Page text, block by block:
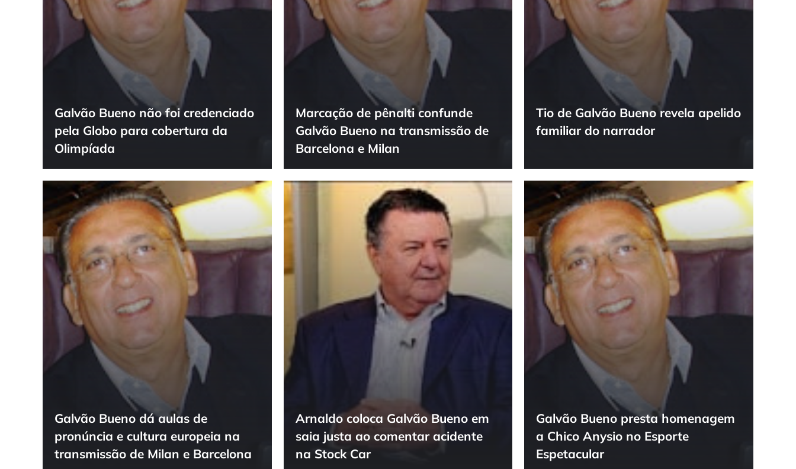
Galvão Bueno não foi credenciado
pela Globo para cobertura da
Olimpíada
Marcação de pênalti confunde
Galvão Bueno na transmissão de
Barcelona e Milan
Tio de Galvão Bueno revela apelido
familiar do narrador
Galvão Bueno dá aulas de
pronúncia e cultura europeia na
transmissão de Milan e Barcelona
Arnaldo coloca Galvão Bueno em
saia justa ao comentar acidente
na Stock Car
Galvão Bueno presta homenagem
a Chico Anysio no Esporte
Espetacular